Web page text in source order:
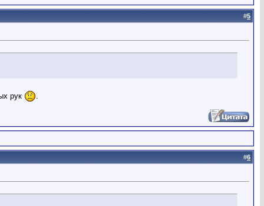
#5
рук
#6